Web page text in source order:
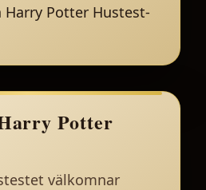
Potter Hustest-
Potter
välkomnar